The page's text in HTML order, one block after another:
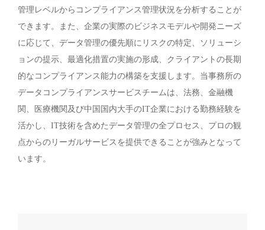
管理レベルからコンプライアンス管理状況を分析することが
できます。また、企業の実際のビジネスモデルや開発ニーズ
に応じて、データ管理の優先順にリスクの特定、ソリューシ
ョンの提示、最適化措置の実施の形成、クライアントの長期
的なコンプライアンス能力の構築を支援します。当事務所の
データコンプライアンスサービスチームは、法務、金融機
関、医療機関及び中国国内大手のIT企業における勤務経験を
活かし、IT技術を含めたデータ管理の全プロセス、プロの観
点からのリーガルサービスを提供できることが強みとなって
います。